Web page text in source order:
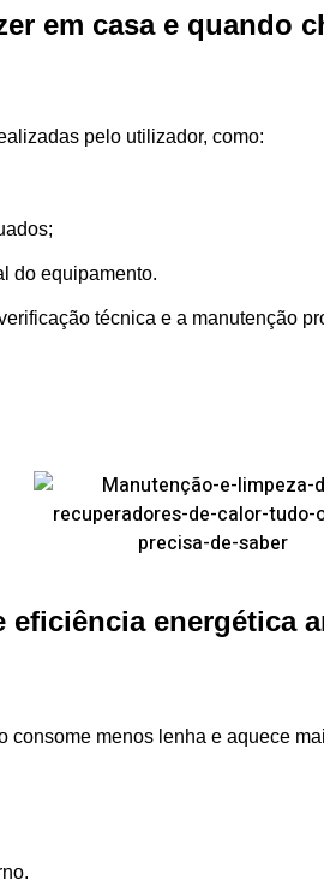
em casa e quando
pelo utilizador, como:
do equipamento.
técnica e a manutenção
eficiência energética
consome menos lenha e aquece